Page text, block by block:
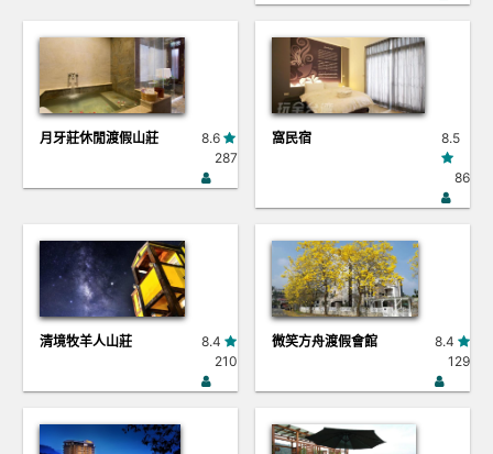
月牙莊休閒渡假山莊
8.6
287
窩民宿 8.5
86
清境牧羊人山莊
8.4
210
微笑方舟渡假會館
8.4
129